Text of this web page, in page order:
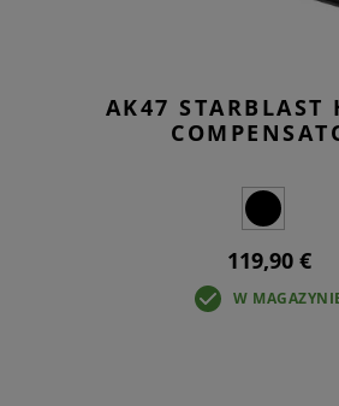
AK47 STARBLAST
119,90 €
W